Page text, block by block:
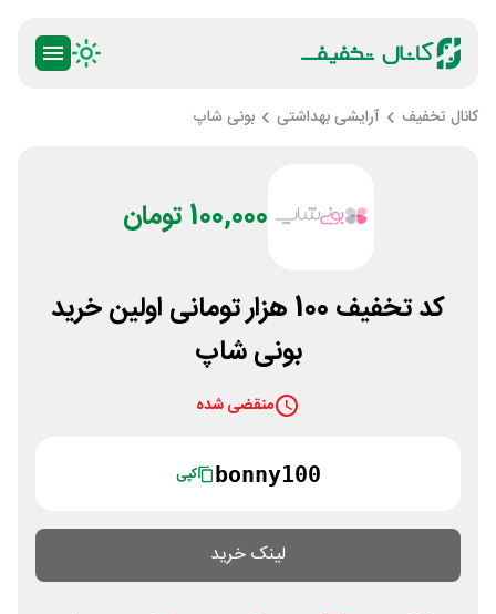
کانال تخفیف آرایشی بهداشتی بونی شاپ
100,000 تومان
کد تخفیف 100 هزار تومانی اولین خرید
بونی شاپ
منقضی شده
bonny100 کپی
لینک خرید